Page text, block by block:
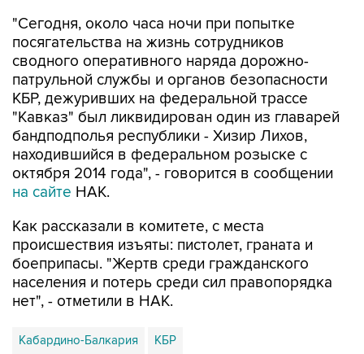
"Сегодня, около часа ночи при попытке
посягательства на жизнь сотрудников
сводного оперативного наряда дорожно-
патрульной службы и органов безопасности
КБР, дежуривших на федеральной трассе
"Кавказ" был ликвидирован один из главарей
бандподполья республики - Хизир Лихов,
находившийся в федеральном розыске с
октября 2014 года", - говорится в сообщении
на сайте НАК.
Как рассказали в комитете, с места
происшествия изъяты: пистолет, граната и
боеприпасы. "Жертв среди гражданского
населения и потерь среди сил правопорядка
нет", - отметили в НАК.
Кабардино-Балкария КБР